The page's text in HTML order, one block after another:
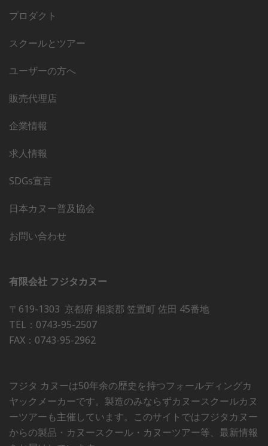
プロダクト
スクールとツアー
ユーザーの方へ
販売代理店
企業情報
求人情報
SDGs宣言
日本カヌー普及協会
お問い合わせ
有限会社 フジタカヌー
〒619-1303 京都府 相楽郡 笠置町 佐田 45番地
TEL：0743-95-2507
FAX：0743-95-2962
フジタ カヌーは50年余の歴史を持つフォールディングカ
ヤックメーカーです。製造のみならずカヌースクールカヌ
ーツアーも主催しています。このサイトではフジタカヌー
からの製品・カヌースクール・カヌーツアー等、最新情報